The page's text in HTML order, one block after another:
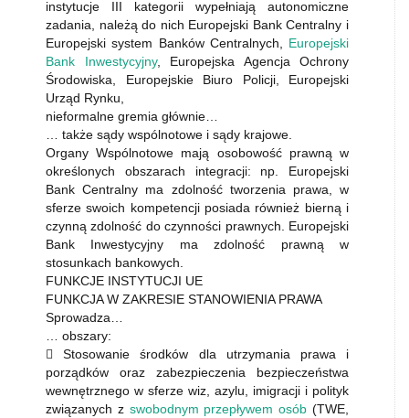
instytucje III kategorii wypełniają autonomiczne
zadania, należą do nich Europejski Bank Centralny i
Europejski system Banków Centralnych, Europejski
Bank Inwestycyjny, Europejska Agencja Ochrony
Środowiska, Europejskie Biuro Policji, Europejski
Urząd Rynku,
nieformalne gremia głównie…
… także sądy wspólnotowe i sądy krajowe.
Organy Wspólnotowe mają osobowość prawną w
określonych obszarach integracji: np. Europejski
Bank Centralny ma zdolność tworzenia prawa, w
sferze swoich kompetencji posiada również bierną i
czynną zdolność do czynności prawnych. Europejski
Bank Inwestycyjny ma zdolność prawną w
stosunkach bankowych.
FUNKCJE INSTYTUCJI UE
FUNKCJA W ZAKRESIE STANOWIENIA PRAWA
Sprowadza…
… obszary:
 Stosowanie środków dla utrzymania prawa i
porządków oraz zabezpieczenia bezpieczeństwa
wewnętrznego w sferze wiz, azylu, imigracji i polityk
związanych z swobodnym przepływem osób (TWE,